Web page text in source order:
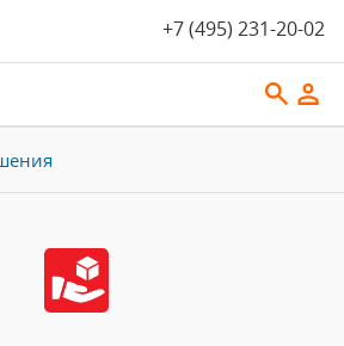
+7 (495) 231-20-02